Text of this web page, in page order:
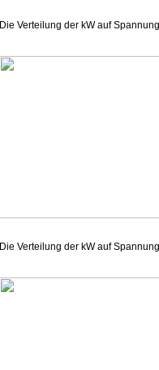
Die Verteilung der kW auf
Die Verteilung der kW auf